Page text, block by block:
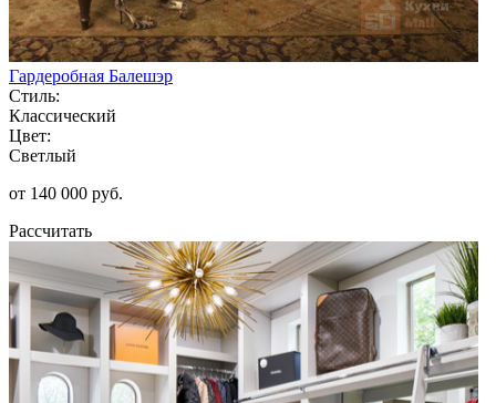
Гардеробная Балешэр
Стиль:
Классический
Цвет:
Светлый
от 140 000 руб.
Рассчитать